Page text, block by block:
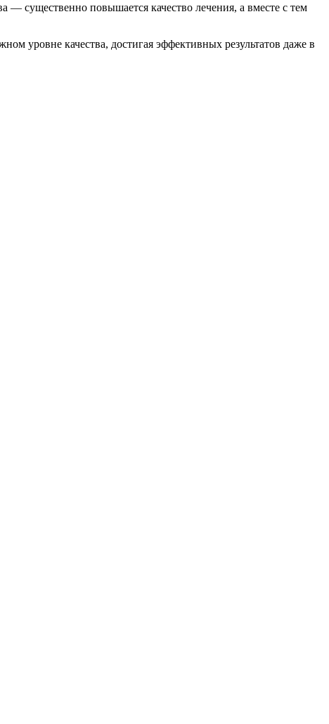
существенно повышается качество лечения, а вместе с тем
уровне качества, достигая эффективных результатов даже в